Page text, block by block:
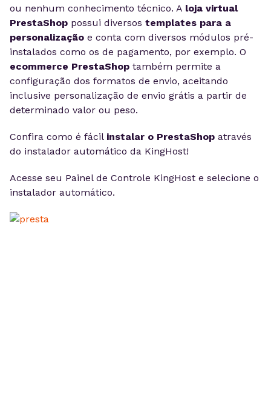
ou nenhum conhecimento técnico. A loja virtual
PrestaShop possui diversos templates para a
personalização e conta com diversos módulos pré-
instalados como os de pagamento, por exemplo. O
ecommerce PrestaShop também permite a
configuração dos formatos de envio, aceitando
inclusive personalização de envio grátis a partir de
determinado valor ou peso.
Confira como é fácil instalar o PrestaShop através
do instalador automático da KingHost!
Acesse seu Painel de Controle KingHost e selecione o
instalador automático.